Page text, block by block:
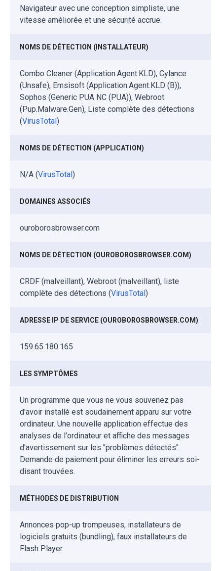
Navigateur avec une conception simpliste, une
vitesse améliorée et une sécurité accrue.
NOMS DE DÉTECTION (INSTALLATEUR)
Combo Cleaner (Application.Agent.KLD), Cylance
(Unsafe), Emsisoft (Application.Agent.KLD (B)),
Sophos (Generic PUA NC (PUA)), Webroot
(Pup.Malware.Gen), Liste complète des détections
(VirusTotal)
NOMS DE DÉTECTION (APPLICATION)
N/A (VirusTotal)
DOMAINES ASSOCIÉS
ouroborosbrowser.com
NOMS DE DÉTECTION (OUROBOROSBROWSER.COM)
CRDF (malveillant), Webroot (malveillant), liste
complète des détections (VirusTotal)
ADRESSE IP DE SERVICE (OUROBOROSBROWSER.COM)
159.65.180.165
LES SYMPTÔMES
Un programme que vous ne vous souvenez pas
d'avoir installé est soudainement apparu sur votre
ordinateur. Une nouvelle application effectue des
analyses de l'ordinateur et affiche des messages
d'avertissement sur les "problèmes détectés".
Demande de paiement pour éliminer les erreurs soi-
disant trouvées.
MÉTHODES DE DISTRIBUTION
Annonces pop-up trompeuses, installateurs de
logiciels gratuits (bundling), faux installateurs de
Flash Player.